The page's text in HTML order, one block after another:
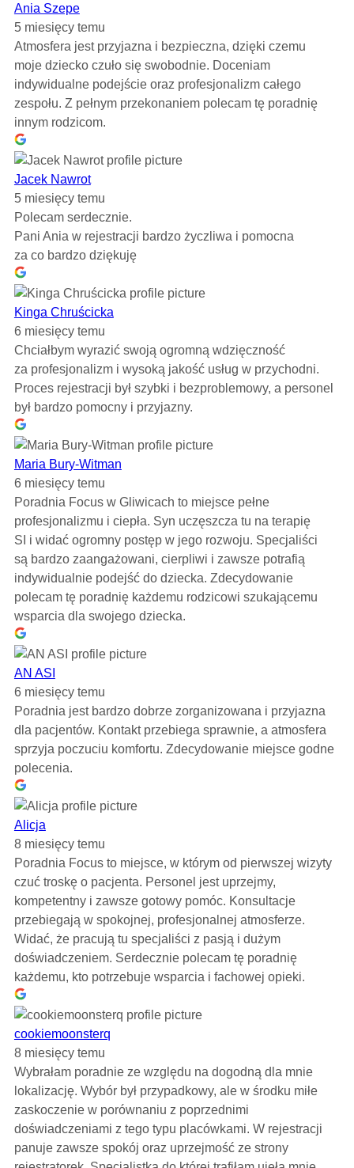
Ania Szepe
5 miesięcy temu
Atmosfera jest przyjazna i bezpieczna, dzięki czemu
moje dziecko czuło się swobodnie. Doceniam
indywidualne podejście oraz profesjonalizm całego
zespołu. Z pełnym przekonaniem polecam tę poradnię
innym rodzicom.
Jacek Nawrot
5 miesięcy temu
Polecam serdecznie.
Pani Ania w rejestracji bardzo życzliwa i pomocna
za co bardzo dziękuję
Kinga Chruścicka
6 miesięcy temu
Chciałbym wyrazić swoją ogromną wdzięczność
za profesjonalizm i wysoką jakość usług w przychodni.
Proces rejestracji był szybki i bezproblemowy, a personel
był bardzo pomocny i przyjazny.
Maria Bury-Witman
6 miesięcy temu
Poradnia Focus w Gliwicach to miejsce pełne
profesjonalizmu i ciepła. Syn uczęszcza tu na terapię
SI i widać ogromny postęp w jego rozwoju. Specjaliści
są bardzo zaangażowani, cierpliwi i zawsze potrafią
indywidualnie podejść do dziecka. Zdecydowanie
polecam tę poradnię każdemu rodzicowi szukającemu
wsparcia dla swojego dziecka.
AN ASI
6 miesięcy temu
Poradnia jest bardzo dobrze zorganizowana i przyjazna
dla pacjentów. Kontakt przebiega sprawnie, a atmosfera
sprzyja poczuciu komfortu. Zdecydowanie miejsce godne
polecenia.
Alicja
8 miesięcy temu
Poradnia Focus to miejsce, w którym od pierwszej wizyty
czuć troskę o pacjenta. Personel jest uprzejmy,
kompetentny i zawsze gotowy pomóc. Konsultacje
przebiegają w spokojnej, profesjonalnej atmosferze.
Widać, że pracują tu specjaliści z pasją i dużym
doświadczeniem. Serdecznie polecam tę poradnię
każdemu, kto potrzebuje wsparcia i fachowej opieki.
cookiemoonsterq
8 miesięcy temu
Wybrałam poradnie ze względu na dogodną dla mnie
lokalizację. Wybór był przypadkowy, ale w środku miłe
zaskoczenie w porównaniu z poprzednimi
doświadczeniami z tego typu placówkami. W rejestracji
panuje zawsze spokój oraz uprzejmość ze strony